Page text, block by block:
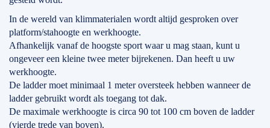
In de wereld van klimmaterialen wordt altijd gesproken over
platform/stahoogte en werkhoogte.
Afhankelijk vanaf de hoogste sport waar u mag staan, kunt u
ongeveer een kleine twee meter bijrekenen. Dan heeft u uw
werkhoogte.
De ladder moet minimaal 1 meter oversteek hebben wanneer de
ladder gebruikt wordt als toegang tot dak.
De maximale werkhoogte is circa 90 tot 100 cm boven de ladder
(vierde trede van boven).